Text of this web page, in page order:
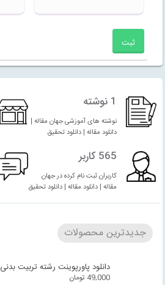
1 نوشته
نوشته های آموزشی جهان مقاله |
دانلود مقاله | دانلود تحقیق
565 کاربر
کاربران ثبت نام کرده در جهان
مقاله | دانلود مقاله | دانلود تحقیق
جدیدترین محصولات
دانلود پاورپوینت رشته تربیت بدنی
49,000 تومان